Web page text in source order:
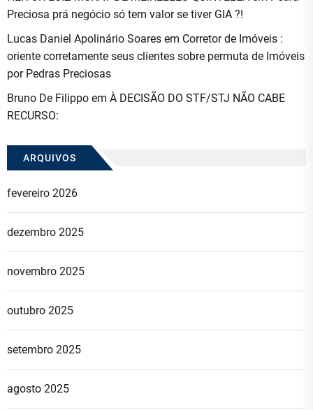
Preciosa prá negócio só tem valor se tiver GIA ?!
Lucas Daniel Apolinário Soares em Corretor de Imóveis :
oriente corretamente seus clientes sobre permuta de Imóveis
por Pedras Preciosas
Bruno De Filippo em À DECISÃO DO STF/STJ NÃO CABE
RECURSO:
ARQUIVOS
fevereiro 2026
dezembro 2025
novembro 2025
outubro 2025
setembro 2025
agosto 2025